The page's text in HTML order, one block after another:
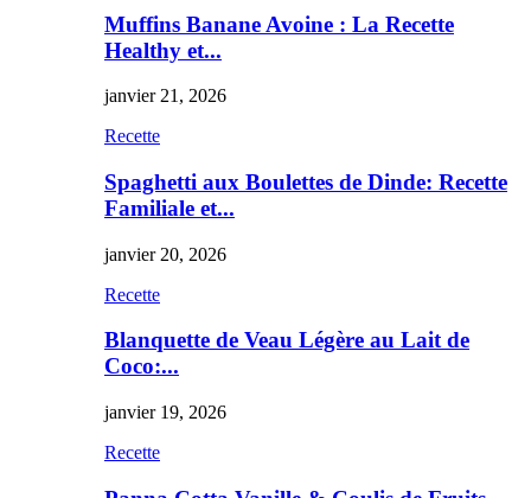
Muffins Banane Avoine : La Recette
Healthy et...
janvier 21, 2026
Recette
Spaghetti aux Boulettes de Dinde: Recette
Familiale et...
janvier 20, 2026
Recette
Blanquette de Veau Légère au Lait de
Coco:...
janvier 19, 2026
Recette